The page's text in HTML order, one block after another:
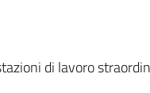
di lavoro